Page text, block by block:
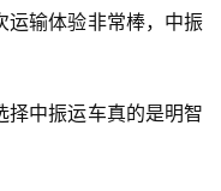
运输体验非常棒，中振
择中振运车真的是明智